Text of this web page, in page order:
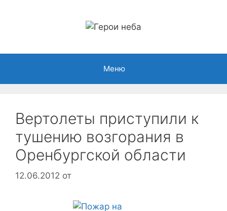
Меню
Вертолеты приступили к
тушению возгорания в
Оренбургской области
12.06.2012 от